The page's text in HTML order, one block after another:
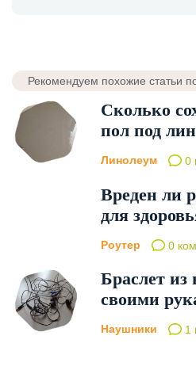
Рекомендуем похожие статьи
Сколько
пол под
Линолеум 0
Вреден ли
для
Роутер 0
Браслет
своими
Наушники 1